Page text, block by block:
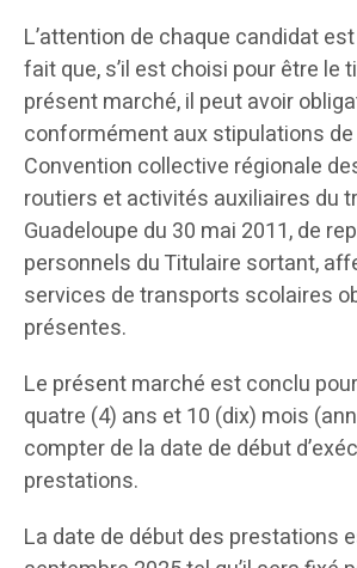
L’attention de chaque candidat
fait que, s’il est choisi pour être le
présent marché, il peut avoir
conformément aux stipulations de
Convention collective régionale
routiers et activités auxiliaires du
Guadeloupe du 30 mai 2011, de
personnels du Titulaire sortant,
services de transports scolaires
présentes.
Le présent marché est conclu
quatre (4) ans et 10 (dix) mois
compter de la date de début
prestations.
La date de début des prestations